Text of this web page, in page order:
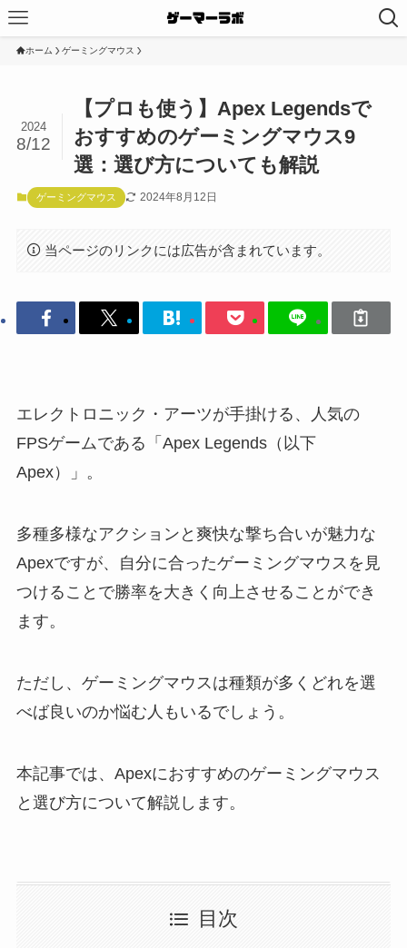
ホーム ゲーミングマウス
【プロも使う】Apex Legendsで
おすすめのゲーミングマウス9
選：選び方についても解説
2024
8/12
ゲーミングマウス 2024年8月12日
当ページのリンクには広告が含まれています。
エレクトロニック・アーツが手掛ける、人気の
FPSゲームである「Apex Legends（以下
Apex）」。
多種多様なアクションと爽快な撃ち合いが魅力な
Apexですが、自分に合ったゲーミングマウスを見
つけることで勝率を大きく向上させることができ
ます。
ただし、ゲーミングマウスは種類が多くどれを選
べば良いのか悩む人もいるでしょう。
本記事では、Apexにおすすめのゲーミングマウス
と選び方について解説します。
目次